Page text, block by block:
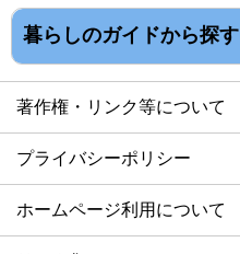
暮らしのガイドから探す
著作権・リンク等について
プライバシーポリシー
ホームページ利用について